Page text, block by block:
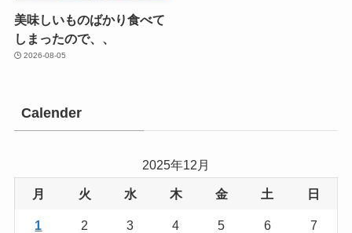
美味しいものばかり食べて
しまったので、、
2026-08-05
Calender
2025年12月
月 火 水 木 金 土 日
1 2 3 4 5 6 7